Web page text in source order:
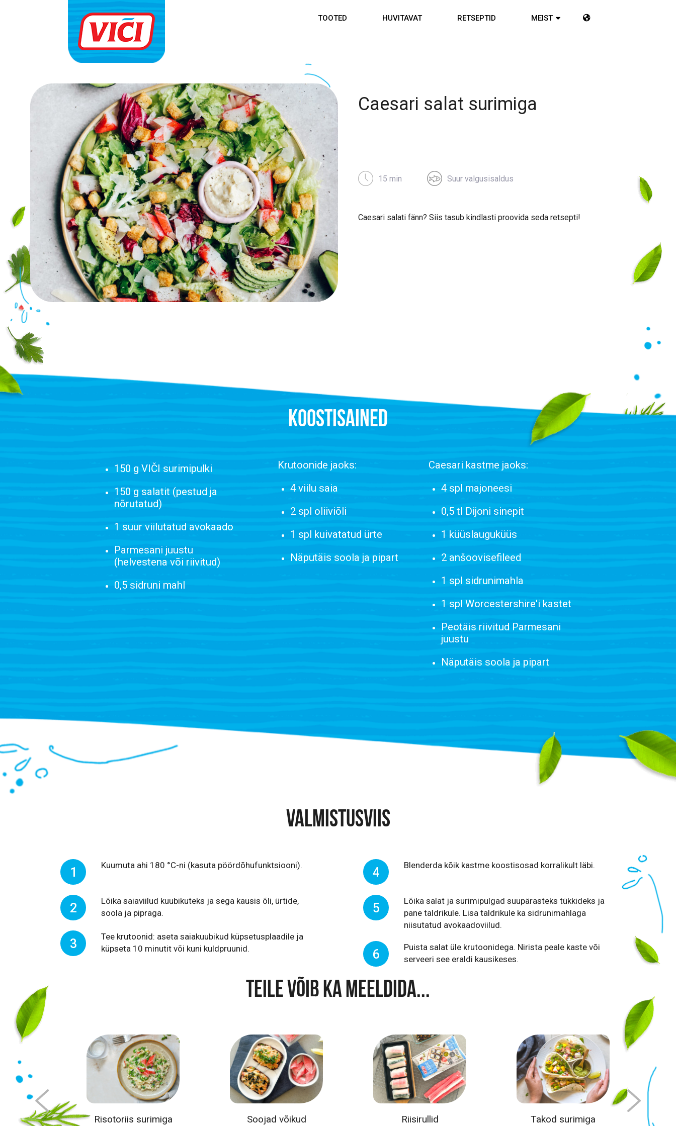
TOOTED HUVITAVAT RETSEPTID MEIST
Caesari salat surimiga
15 min Suur valgusisaldus
Caesari salati fänn? Siis tasub kindlasti proovida seda retsepti!
KOOSTISAINED
150 g VIČI surimipulki
150 g salatit (pestud ja
nõrutatud)
1 suur viilutatud avokaado
Parmesani juustu
(helvestena või riivitud)
0,5 sidruni mahl
Krutoonide jaoks:
4 viilu saia
2 spl oliiviõli
1 spl kuivatatud ürte
Näputäis soola ja pipart
Caesari kastme jaoks:
4 spl majoneesi
0,5 tl Dijoni sinepit
1 küüslauguküüs
2 anšoovisefileed
1 spl sidrunimahla
1 spl Worcestershire'i kastet
Peotäis riivitud Parmesani
juustu
Näputäis soola ja pipart
VALMISTUSVIIS
1 Kuumuta ahi 180 °C-ni (kasuta pöördõhufunktsiooni).
2
Lõika saiaviilud kuubikuteks ja sega kausis õli, ürtide,
soola ja pipraga.
3
Tee krutoonid: aseta saiakuubikud küpsetusplaadile ja
küpseta 10 minutit või kuni kuldpruunid.
4 Blenderda kõik kastme koostisosad korralikult läbi.
5
Lõika salat ja surimipulgad suupärasteks tükkideks ja
pane taldrikule. Lisa taldrikule ka sidrunimahlaga
niisutatud avokaadoviilud.
6
Puista salat üle krutoonidega. Nirista peale kaste või
serveeri see eraldi kausikeses.
TEILE VÕIB KA MEELDIDA...
ehk
Risotoriis surimiga
Soojad võikud
Riisirullid
Takod surimiga